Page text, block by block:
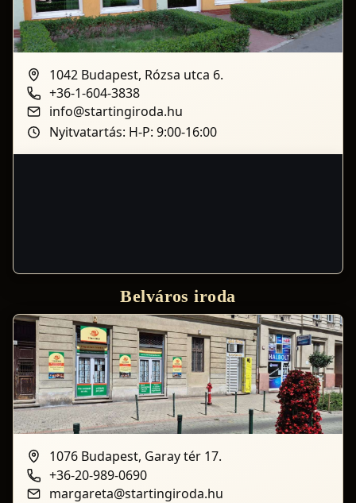
1042 Budapest, Rózsa utca 6.
+36-1-604-3838
info@startingiroda.hu
Nyitvatartás: H-P: 9:00-16:00
Belváros iroda
1076 Budapest, Garay tér 17.
+36-20-989-0690
margareta@startingiroda.hu